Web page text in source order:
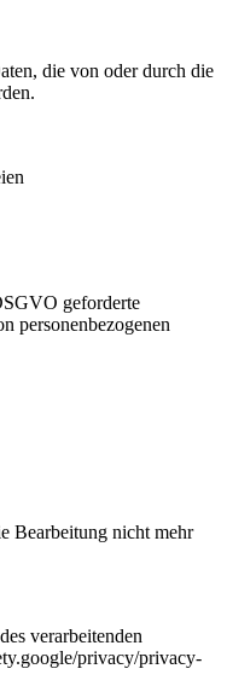
die von oder durch die
geforderte
personenbezogenen
Bearbeitung nicht mehr
verarbeitenden
privacy/privacy-